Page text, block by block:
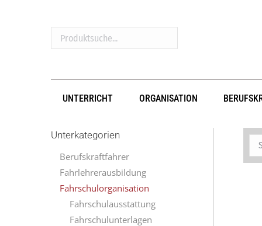
Produktsuche...
UNTERRICHT ORGANISATION
Unterkategorien
Berufskraftfahrer
Fahrlehrerausbildung
Fahrschulorganisation
Fahrschulausstattung
Fahrschulunterlagen